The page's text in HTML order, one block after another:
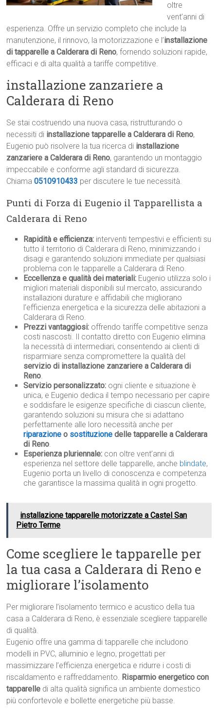
oltre
vent’anni di
esperienza. Offre un servizio completo che include la
manutenzione, il rinnovo, la motorizzazione e l’installazione
di tapparelle a Calderara di Reno, fornendo soluzioni rapide,
efficaci e di alta qualità a tariffe competitive.
installazione zanzariere a
Calderara di Reno
Se stai costruendo una nuova casa, ristrutturando o
necessiti di installazione tapparelle a Calderara di Reno,
Eugenio può risolvere la tua ricerca di installazione
zanzariere a Calderara di Reno, garantendo un montaggio
impeccabile e conforme agli standard di sicurezza.
Chiama0510910433 per discutere le tue necessità.
Punti di Forza di Eugenio il Tapparellista a
Calderara di Reno
Rapidità e efficienza: interventi tempestivi e efficienti su
tutto il territorio di Calderara di Reno, minimizzando i
disagi e garantendo soluzioni immediate per qualsiasi
problema con le tapparelle a Calderara di Reno.
Eccellenza e qualità dei materiali: Eugenio utilizza solo i
migliori materiali disponibili sul mercato, assicurando
installazioni durature e affidabili che migliorano
l’efficienza energetica e la sicurezza delle abitazioni a
Calderara di Reno.
Prezzi vantaggiosi: offrendo tariffe competitive senza
costi nascosti. Il contatto diretto con Eugenio elimina
la necessità di intermediari, consentendo ai clienti di
risparmiare senza compromettere la qualità del
servizio di installazione zanzariere a Calderara di
Reno.
Servizio personalizzato: ogni cliente e situazione è
unica, e Eugenio dedica il tempo necessario per capire
e soddisfare le esigenze specifiche di ciascun cliente,
garantendo soluzioni su misura che si adattano
perfettamente alle loro necessità anche per
riparazione o sostituzione delle tapparelle a Calderara
di Reno.
Esperienza pluriennale: con oltre vent’anni di
esperienza nel settore delle tapparelle, anche blindate,
Eugenio porta un livello di conoscenza e competenza
che garantisce la massima qualità in ogni progetto.
installazione tapparelle motorizzate a Castel San
Pietro Terme
Come scegliere le tapparelle per
la tua casa a Calderara di Reno e
migliorare l’isolamento
Per migliorare l’isolamento termico e acustico della tua
casa a Calderara di Reno, è essenziale scegliere tapparelle
di qualità.
Eugenio offre una gamma di tapparelle che includono
modelli in PVC, alluminio e legno, progettati per
massimizzare l’efficienza energetica e ridurre i costi di
riscaldamento e raffreddamento. Risparmio energetico con
tapparelle di alta qualità significa un ambiente domestico
più confortevole e bollette energetiche più basse.